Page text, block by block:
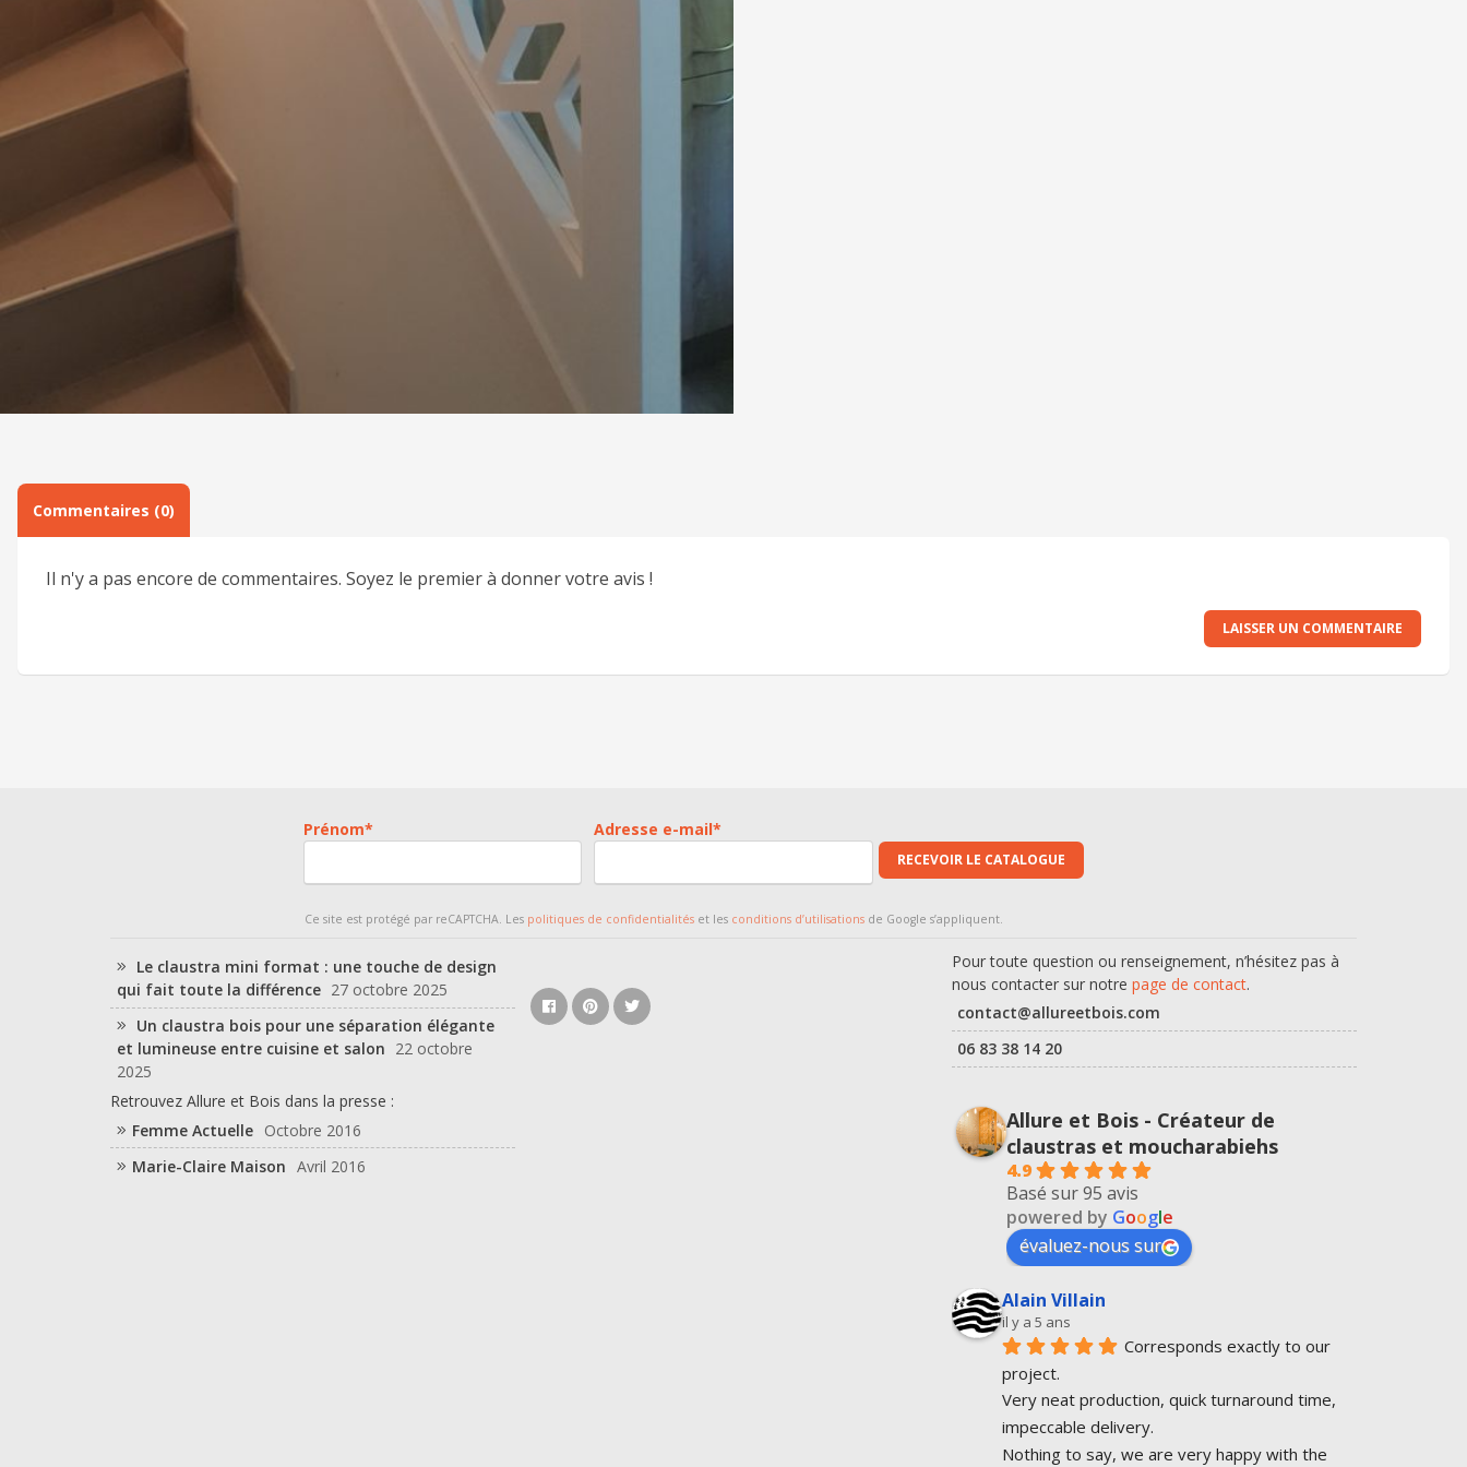
Politique de confidentialité
En soumettant ce formulaire, j'accepte la
Ces champs sont obligatoires
Ce site est protégé par reCAPTCHA. Les
Commentaires (0)
Il n'y a pas encore de commentaires. Soyez le premier à donner votre avis !
LAISSER UN COMMENTAIRE
Prénom* Adresse e-mail*
RECEVOIR LE CATALOGUE
Ce site est protégé par reCAPTCHA. Les politiques de confidentialités et les conditions d’utilisations de Google s’appliquent.
Le claustra mini format : une touche de design
qui fait toute la différence 27 octobre 2025
Un claustra bois pour une séparation élégante
et lumineuse entre cuisine et salon 22 octobre
2025
Retrouvez Allure et Bois dans la presse :
Femme Actuelle Octobre 2016
Marie-Claire Maison Avril 2016
Pour toute question ou renseignement, n’hésitez pas à
nous contacter sur notre page de contact.
contact@allureetbois.com
06 83 38 14 20
Allure et Bois - Créateur de
claustras et moucharabiehs
4.9
Basé sur 95 avis
powered by Google
évaluez-nous sur
Alain Villain
il y a 5 ans
Corresponds exactly to our
project.
Very neat production, quick turnaround time,
impeccable delivery.
Nothing to say, we are very happy with the